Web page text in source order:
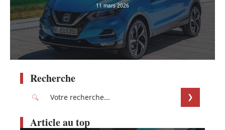
11 mars 2026
Recherche
Article au top